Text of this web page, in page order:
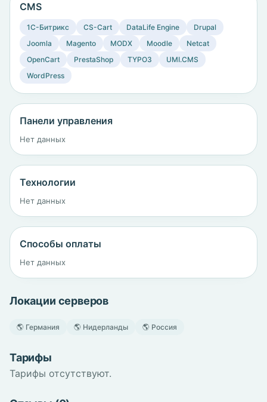
CMS
1C-Битрикс CS-Cart DataLife Engine
Drupal
Joomla
Magento MODX Moodle
Netcat
OpenCart
PrestaShop TYPO3
UMI.CMS
WordPress
Панели управления
Нет данных
Технологии
Нет данных
Способы оплаты
Нет данных
Локации серверов
🌎 Германия 🌎 Нидерланды 🌎 Россия
Тарифы
Тарифы отсутствуют.